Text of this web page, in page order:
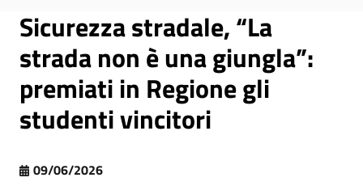
Sicurezza stradale, “La
strada non è una giungla”:
premiati in Regione gli
studenti vincitori
09/06/2026